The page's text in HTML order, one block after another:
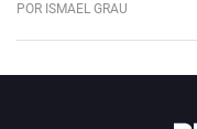
POR ISMAEL GRAU